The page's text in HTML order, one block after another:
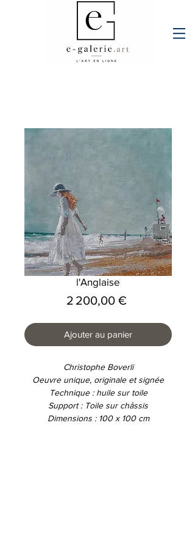
l'Anglaise
2 200,00 €Prix
Ajouter au panier
Christophe Boverli
Oeuvre unique, originale et signée
Technique : huile sur toile
Support : Toile sur châssis
Dimensions : 100 x 100 cm